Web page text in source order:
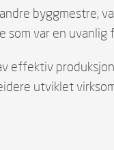
byggmestre,
som var en
effektiv
utviklet